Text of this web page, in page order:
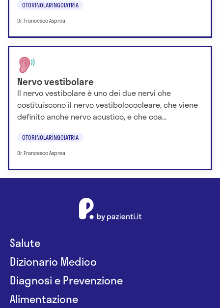
OTORINOLARINGOIATRIA
Dr. Francesco Asprea
Nervo vestibolare
Il nervo vestibolare è uno dei due nervi che
costituiscono il nervo vestibolococleare, che viene
definito anche nervo acustico, e che coa...
OTORINOLARINGOIATRIA
Dr. Francesco Asprea
Salute
Dizionario Medico
Diagnosi e Prevenzione
Alimentazione